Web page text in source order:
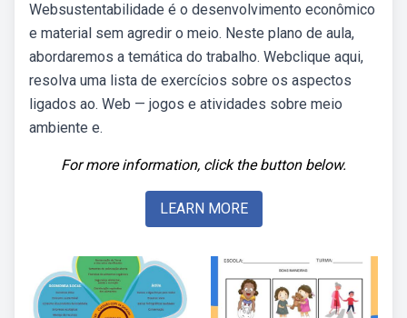
Websustentabilidade é o desenvolvimento econômico
e material sem agredir o meio. Neste plano de aula,
abordaremos a temática do trabalho. Webclique aqui,
resolva uma lista de exercícios sobre os aspectos
ligados ao. Web — jogos e atividades sobre meio
ambiente e.
For more information, click the button below.
LEARN MORE